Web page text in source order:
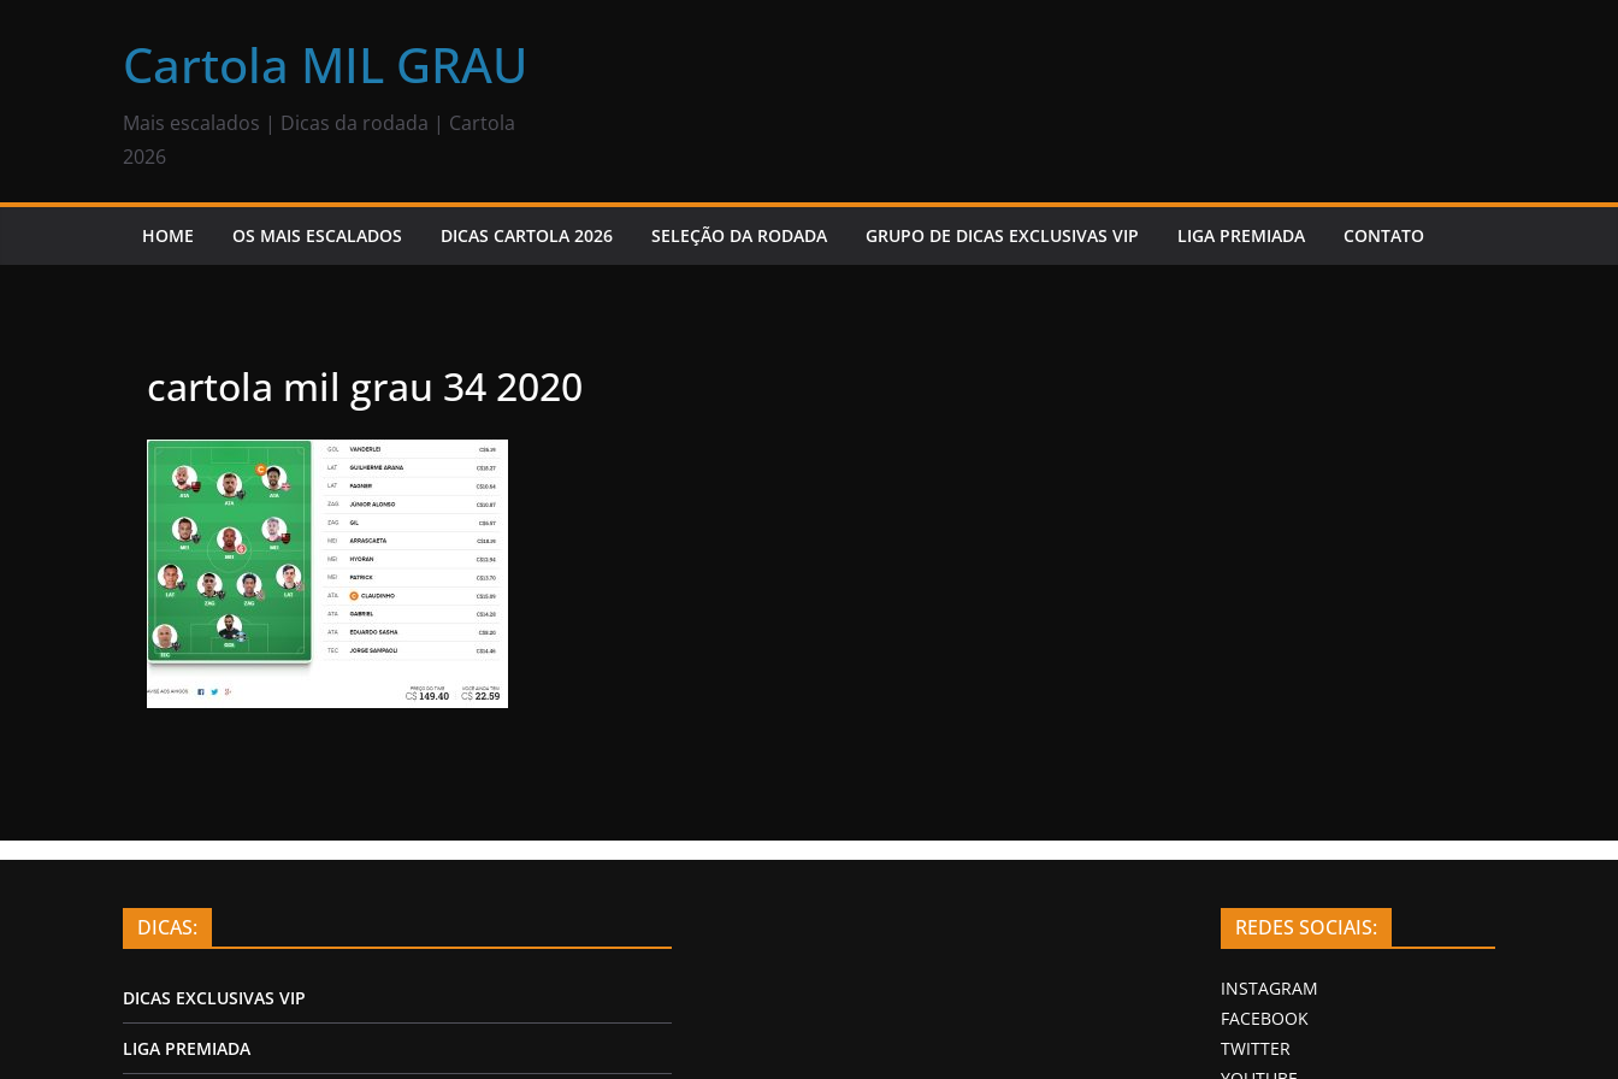
Cartola MIL GRAU
Mais escalados | Dicas da rodada | Cartola
2026
HOME OS MAIS ESCALADOS DICAS CARTOLA 2026 SELEÇÃO DA RODADA GRUPO DE DICAS EXCLUSIVAS VIP LIGA PREMIADA CONTATO
cartola mil grau 34 2020
DICAS:
DICAS EXCLUSIVAS VIP
LIGA PREMIADA
REDES SOCIAIS:
INSTAGRAM
FACEBOOK
TWITTER